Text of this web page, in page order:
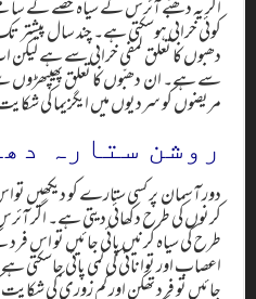
اگر یہ دھبّے آئرس کے سیاہ حصے کے
کوئی خرابی ہوسکتی ہے۔ چند سال پیشتر
دھبوں کا تعلق لمفی خرابی سے ہے لیکن
سے ہے۔ ان دھبّوں کا تعلق
مریضوں کو سردیوں میں ایگزیما کی
روشن ستارہ
دور آسمان پر کسی ستارے کو دیکھیں
کرنوں کی طرح دکھائی دیتی ہے۔ اگر
طرح کی سیاہ کرنیں پائی جائیں تو اس
اعصاب اور توانائی کی کمی پائی جاسکتی
جائیں تو فرد تھکن اور کم زوری کی